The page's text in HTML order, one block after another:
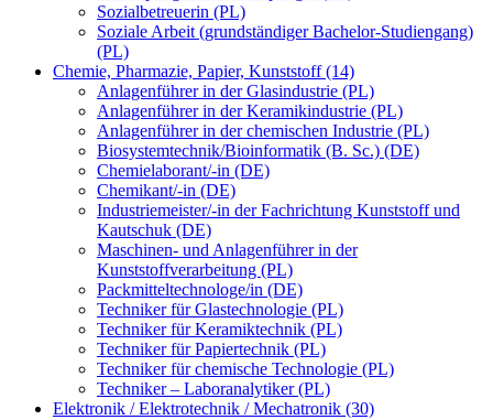
Sozialbetreuerin (PL)
Soziale Arbeit (grundständiger Bachelor-Studiengang)
(PL)
Chemie, Pharmazie, Papier, Kunststoff (14)
Anlagenführer in der Glasindustrie (PL)
Anlagenführer in der Keramikindustrie (PL)
Anlagenführer in der chemischen Industrie (PL)
Biosystemtechnik/Bioinformatik (B. Sc.) (DE)
Chemielaborant/-in (DE)
Chemikant/-in (DE)
Industriemeister/-in der Fachrichtung Kunststoff und
Kautschuk (DE)
Maschinen- und Anlagenführer in der
Kunststoffverarbeitung (PL)
Packmitteltechnologe/in (DE)
Techniker für Glastechnologie (PL)
Techniker für Keramiktechnik (PL)
Techniker für Papiertechnik (PL)
Techniker für chemische Technologie (PL)
Techniker – Laboranalytiker (PL)
Elektronik / Elektrotechnik / Mechatronik (30)